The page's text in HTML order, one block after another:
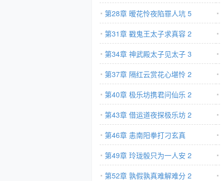
第28章 暧花怜夜陷罪人坑 5
第31章 戳鬼王太子求真容 2
第34章 神武殿太子见太子 3
第37章 隔红云赏花心堪怜 2
第40章 极乐坊携君问仙乐 2
第43章 借运道夜探极乐坊 2
第46章 恚南阳拳打刁玄真
第49章 玲珑骰只为一人安 2
第52章 孰假孰真难解难分 2